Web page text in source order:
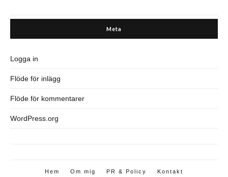
Meta
Logga in
Flöde för inlägg
Flöde för kommentarer
WordPress.org
Hem Om mig PR & Policy Kontakt